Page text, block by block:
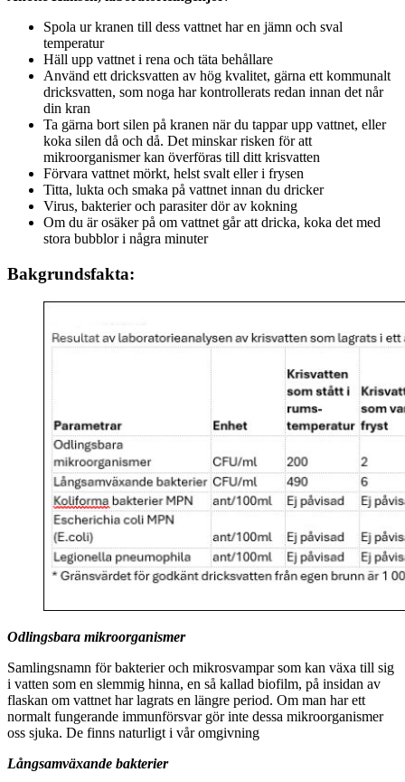
Spola ur kranen till dess vattnet har en jämn och sval
temperatur
Häll upp vattnet i rena och täta behållare
Använd ett dricksvatten av hög kvalitet, gärna ett kommunalt
dricksvatten, som noga har kontrollerats redan innan det når
din kran
Ta gärna bort silen på kranen när du tappar upp vattnet, eller
koka silen då och då. Det minskar risken för att
mikroorganismer kan överföras till ditt krisvatten
Förvara vattnet mörkt, helst svalt eller i frysen
Titta, lukta och smaka på vattnet innan du dricker
Virus, bakterier och parasiter dör av kokning
Om du är osäker på om vattnet går att dricka, koka det med
stora bubblor i några minuter
Bakgrundsfakta:
Odlingsbara mikroorganismer
Samlingsnamn för bakterier och mikrosvampar som kan växa till sig
i vatten som en slemmig hinna, en så kallad biofilm, på insidan av
flaskan om vattnet har lagrats en längre period. Om man har ett
normalt fungerande immunförsvar gör inte dessa mikroorganismer
oss sjuka. De finns naturligt i vår omgivning
Långsamväxande bakterier